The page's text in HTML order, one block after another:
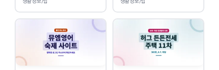
생활정보/팁 생활정보/팁